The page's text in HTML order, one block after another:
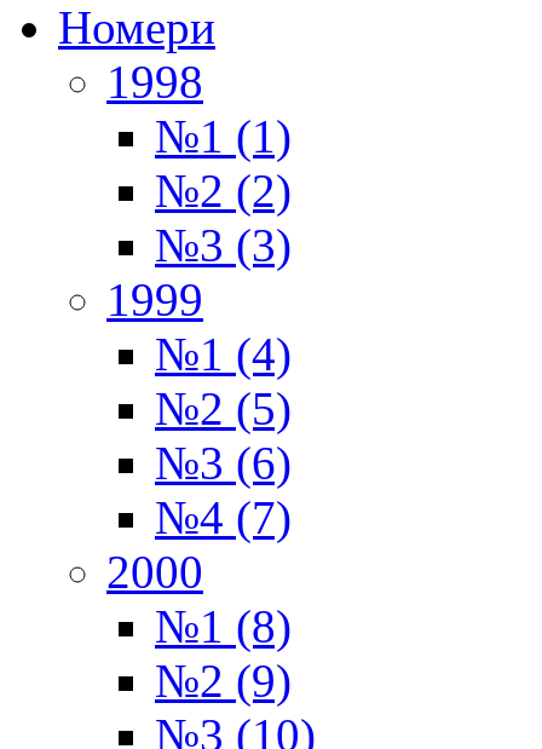
Номери
1998
№1 (1)
№2 (2)
№3 (3)
1999
№1 (4)
№2 (5)
№3 (6)
№4 (7)
2000
№1 (8)
№2 (9)
№3 (10)